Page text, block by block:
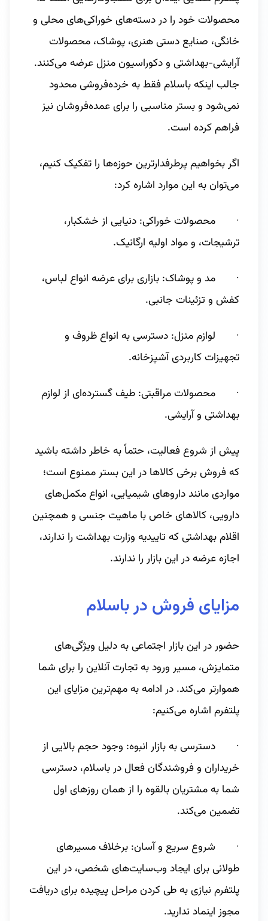
محصولات خود را در دسته‌های خوراکی‌های محلی و
خانگی، صنایع دستی هنری، پوشاک، محصولات
آرایشی-بهداشتی و دکوراسیون منزل عرضه می‌کنند.
جالب اینکه باسلام فقط به خرده‌فروشی محدود
نمی‌شود و بستر مناسبی را برای عمده‌فروشان نیز
فراهم کرده است.
اگر بخواهیم پرطرفدارترین حوزه‌ها را تفکیک کنیم،
می‌توان به این موارد اشاره کرد:
· محصولات خوراکی: دنیایی از خشکبار،
ترشیجات، و مواد اولیه ارگانیک.
· مد و پوشاک: بازاری برای عرضه انواع لباس،
کفش و تزئینات جانبی.
· لوازم منزل: دسترسی به انواع ظروف و
تجهیزات کاربردی آشپزخانه.
· محصولات مراقبتی: طیف گسترده‌ای از لوازم
بهداشتی و آرایشی.
پیش از شروع فعالیت، حتماً به خاطر داشته باشید
که فروش برخی کالاها در این بستر ممنوع است؛
مواردی مانند داروهای شیمیایی، انواع مکمل‌های
دارویی، کالاهای خاص با ماهیت جنسی و همچنین
اقلام بهداشتی که تاییدیه وزارت بهداشت را ندارند،
اجازه عرضه در این بازار را ندارند.
مزایای فروش در باسلام
حضور در این بازار اجتماعی به دلیل ویژگی‌های
متمایزش، مسیر ورود به تجارت آنلاین را برای شما
هموارتر می‌کند. در ادامه به مهم‌ترین مزایای این
پلتفرم اشاره می‌کنیم:
· دسترسی به بازار انبوه: وجود حجم بالایی از
خریداران و فروشندگان فعال در باسلام، دسترسی
شما به مشتریان بالقوه را از همان روزهای اول
تضمین می‌کند.
· شروع سریع و آسان: برخلاف مسیرهای
طولانی برای ایجاد وب‌سایت‌های شخصی، در این
پلتفرم نیازی به طی کردن مراحل پیچیده برای دریافت
مجوز اینماد ندارید.